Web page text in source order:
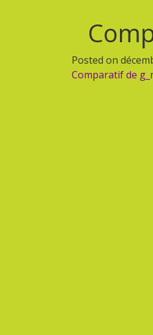
Posted on
Comparatif de